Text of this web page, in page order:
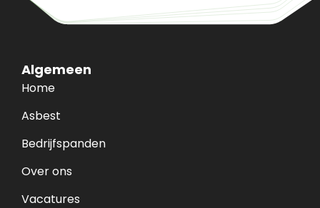
Algemeen
Home
Asbest
Bedrijfspanden
Over ons
Vacatures